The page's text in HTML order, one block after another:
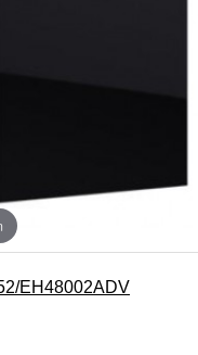
EH48002ADV